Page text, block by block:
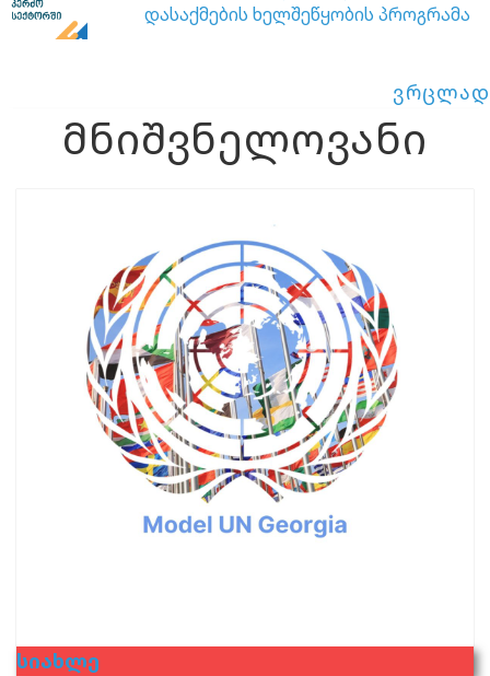
დასაქმების ხელშეწყობის პროგრამა
ვრცლად
მნიშვნელოვანი
Სიახლე